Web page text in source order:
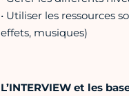
• Utiliser les ressources
effets, musiques)
L’INTERVIEW et les